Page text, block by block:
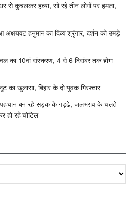
से कुचलकर हत्या, सो रहे तीन लोगों पर हमला,
हनुमान का दिव्य श्रृंगार, दर्शन को उमड़े
का 10वां संस्करण, 4 से 6 दिसंबर तक होगा
का खुलासा, बिहार के दो युवक गिरफ्तार
पहचान बन रहे सड़क के गड्ढे, जलभराव के चलते
हो रहे चोटिल